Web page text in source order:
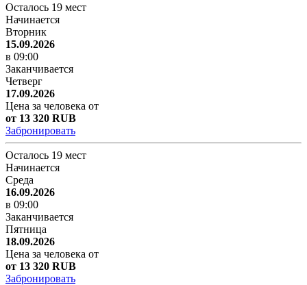
Осталось 19 мест
Начинается
Вторник
15.09.2026
в 09:00
Заканчивается
Четверг
17.09.2026
Цена за человека от
от 13 320 RUB
Забронировать
Осталось 19 мест
Начинается
Среда
16.09.2026
в 09:00
Заканчивается
Пятница
18.09.2026
Цена за человека от
от 13 320 RUB
Забронировать